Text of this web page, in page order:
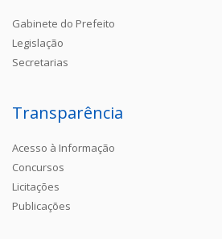
Gabinete do Prefeito
Legislação
Secretarias
Transparência
Acesso à Informação
Concursos
Licitações
Publicações